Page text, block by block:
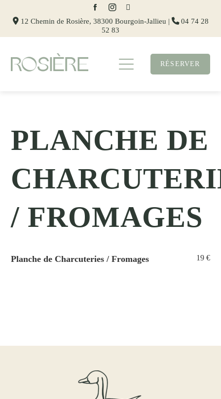
12 Chemin de Rosière, 38300 Bourgoin-Jallieu |
04 74 28
52 83
RÉSERVER
PLANCHE DE
/ FROMAGES
Planche de Charcuteries / Fromages 19 €